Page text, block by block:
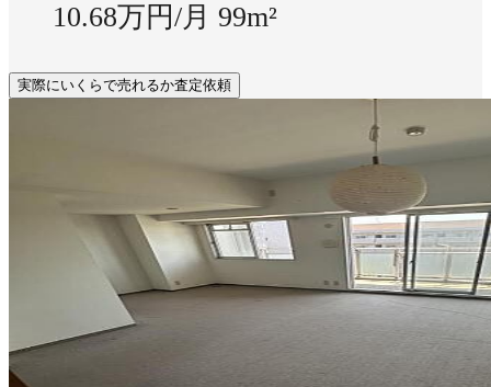
10.68万円/月 99m²
実際にいくらで売れるか査定依頼